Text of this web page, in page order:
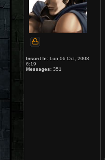
Inscrit le: Lun 06 Oct, 2008
6:19
Messages: 351